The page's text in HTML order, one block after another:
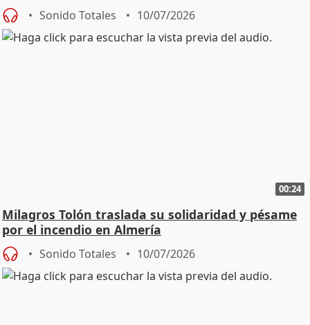
Sonido Totales 10/07/2026
00:24
Milagros Tolón traslada su solidaridad y pésame
por el incendio en Almería
Sonido Totales 10/07/2026